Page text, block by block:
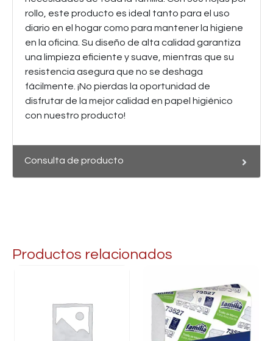
rollo, este producto es ideal tanto para el uso
diario en el hogar como para mantener la higiene
en la oficina. Su diseño de alta calidad garantiza
una limpieza eficiente y suave, mientras que su
resistencia asegura que no se deshaga
fácilmente. ¡No pierdas la oportunidad de
disfrutar de la mejor calidad en papel higiénico
con nuestro producto!
Consulta de producto
Productos relacionados